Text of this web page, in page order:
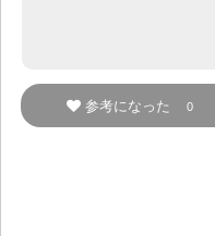
参考になった 0